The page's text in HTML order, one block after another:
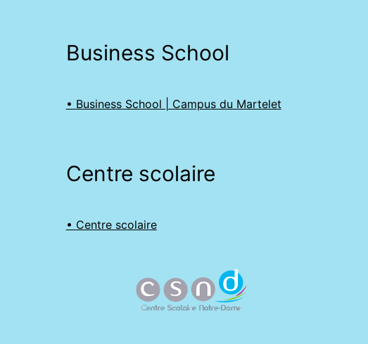
Business School
• Business School | Campus du Martelet
Centre scolaire
• Centre scolaire